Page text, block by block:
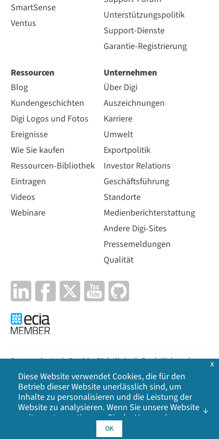
Digi Axess VPN - 150 MB, 1-Jahres-Abonnement
IM-VPN-V-150MB-1YR
Wie Sie kaufen
Jetzt verfügbar
Digi Axess VPN - 1 GB, 1-Jahres-Abonnement
IM-VPN-V-1GB-1YR
Jetzt verfügbar
Wie Sie kaufen
für die Fernverwaltung von
Geräten, die öffentliche IP-
Risiken eliminiert und
Ansicht Solution
Brief
Einsparungen, verbesserte
Sicherheit und nahtloses
Netzwerkmanagement.
Ansicht Solution
Brief
SmartSense
Ventus
Unterstützungspolitik
Support-Dienste
Garantie-Registrierung
Ressourcen
Blog
Kundengeschichten
Digi Logos und Fotos
Ereignisse
Wie Sie kaufen
Ressourcen-Bibliothek
Eintragen
Videos
Webinare
Unternehmen
Über Digi
Auszeichnungen
Karriere
Umwelt
Exportpolitik
Investor Relations
Geschäftsführung
Standorte
Medienberichterstattung
Andere Digi-Sites
Pressemeldungen
Qualität
Datenschutz | Cookie-Richtlinie | Rechtliches |
Lageplan
©2026Digi International Inc. Alle Rechte
vorbehalten.
Diese Website verwendet Cookies, die für den
Betrieb dieser Website unerlässlich sind, um
Inhalte zu personalisieren und die Leistung der
Website zu analysieren. Wenn Sie unsere Website
weiter nutzen, stimmen Sie der Verwendung
unserer Cookies zu. Klicken Sie auf OK, um Ihr
OK
x